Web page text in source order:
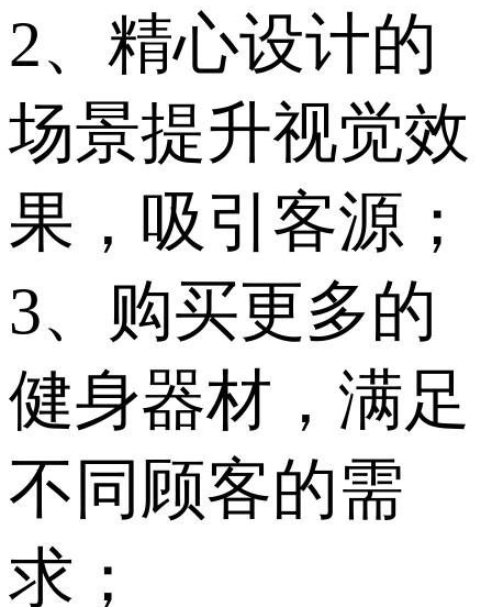
2、精心设计的
场景提升视觉效
果，吸引客源；
3、购买更多的
健身器材，满足
不同顾客的需
求；